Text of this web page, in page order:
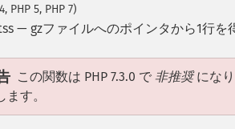
PHP 5, PHP 7)
— gzファイルへのポインタから1行を
この関数は PHP 7.3.0 で 非推奨になり
ます。